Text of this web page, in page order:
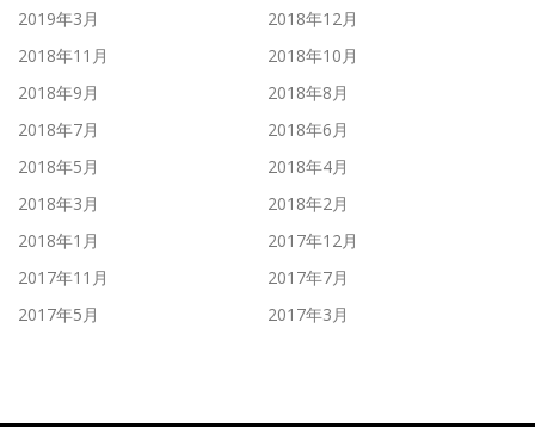
2019年3月
2018年12月
2018年11月
2018年10月
2018年9月
2018年8月
2018年7月
2018年6月
2018年5月
2018年4月
2018年3月
2018年2月
2018年1月
2017年12月
2017年11月
2017年7月
2017年5月
2017年3月